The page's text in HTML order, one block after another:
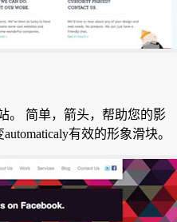
。
简单，箭头，帮助您的影
有效的形象滑块。